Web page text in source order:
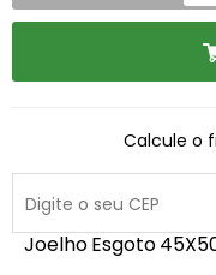
Calcule o
Joelho Esgoto